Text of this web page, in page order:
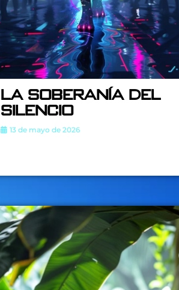
La soberanía del
silencio
13 de mayo de 2026